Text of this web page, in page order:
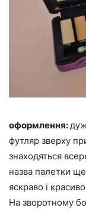
оформлення:
футляр зверху
знаходяться
назва палетки
яскраво і
На зворотному